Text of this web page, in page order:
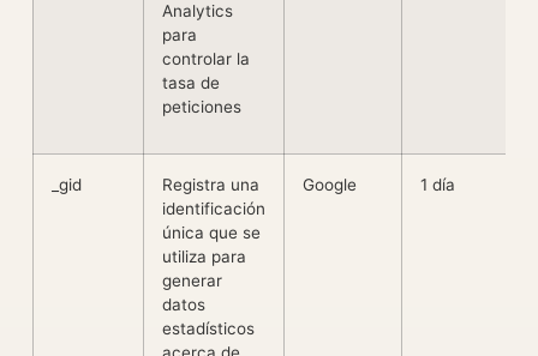
Analytics
para
controlar la
tasa de
peticiones
_gid
Registra una
identificación
única que se
utiliza para
generar
datos
estadísticos
Google 1 día